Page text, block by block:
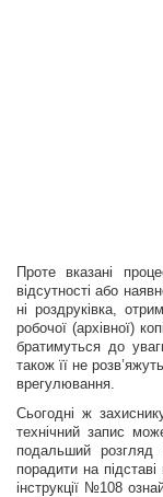
Проте вказані
відсутності або
ні роздруківка,
робочої (архівної)
братимуться до
також її не
врегулювання.
Сьогодні ж
технічний запис
подальший розгляд
порадити на
інструкції №108